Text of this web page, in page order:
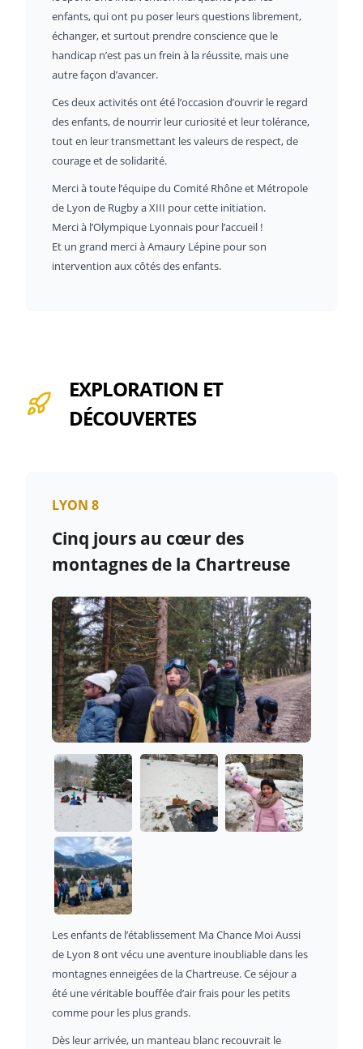
enfants, qui ont pu poser leurs questions librement,
échanger, et surtout prendre conscience que le
handicap n’est pas un frein à la réussite, mais une
autre façon d’avancer.
Ces deux activités ont été l’occasion d’ouvrir le regard
des enfants, de nourrir leur curiosité et leur tolérance,
tout en leur transmettant les valeurs de respect, de
courage et de solidarité.
Merci à toute l’équipe du Comité Rhône et Métropole
de Lyon de Rugby a XIII pour cette initiation.
Merci à l’Olympique Lyonnais pour l’accueil !
Et un grand merci à Amaury Lépine pour son
intervention aux côtés des enfants.
EXPLORATION ET
DÉCOUVERTES
LYON 8
Cinq jours au cœur des
montagnes de la Chartreuse
Les enfants de l’établissement Ma Chance Moi Aussi
de Lyon 8 ont vécu une aventure inoubliable dans les
montagnes enneigées de la Chartreuse. Ce séjour a
été une véritable bouffée d’air frais pour les petits
comme pour les plus grands.
Dès leur arrivée, un manteau blanc recouvrait le